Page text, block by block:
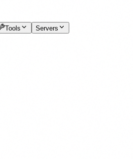
Tools
Servers